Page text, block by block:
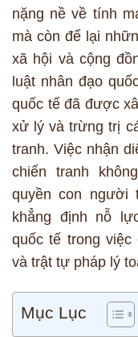
nặng nề về tính
mà còn để lại
xã hội và cộng
luật nhân đạo
quốc tế đã được
xử lý và trừng trị
tranh. Việc nhận
chiến tranh
quyền con người
khẳng định nỗ
quốc tế trong
và trật tự pháp lý
Mục Lục